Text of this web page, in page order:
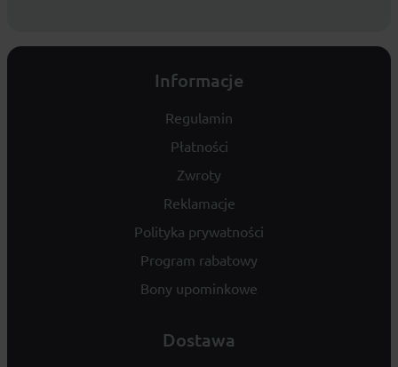
Informacje
Regulamin
Płatności
Zwroty
Reklamacje
Polityka prywatności
Program rabatowy
Bony upominkowe
Dostawa